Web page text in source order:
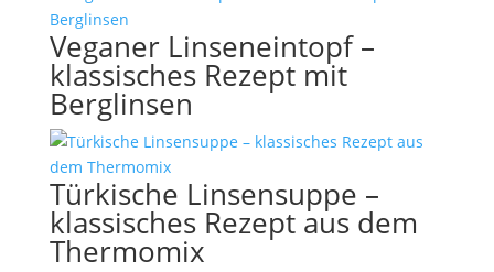
Veganer Linseneintopf –
klassisches Rezept mit
Berglinsen
Türkische Linsensuppe –
klassisches Rezept aus dem
Thermomix